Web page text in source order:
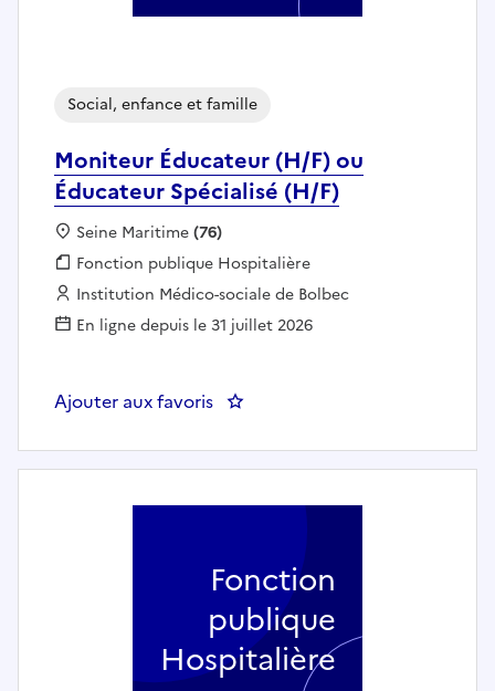
Moniteur Éducateur (H/F) ou
Éducateur Spécialisé (H/F)
Social, enfance et famille
Localisation :
Seine Maritime(76)
Fonction publique :
Fonction publique Hospitalière
Employeur :
Institution Médico-sociale de Bolbec
En ligne depuis le 31 juillet 2026
Ajouter aux favoris : Moniteur Éducateur (H/F) ou
Fonction
publique
Hospitalière